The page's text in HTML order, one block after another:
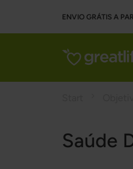
ENVIO GRÁTIS A
Saúde